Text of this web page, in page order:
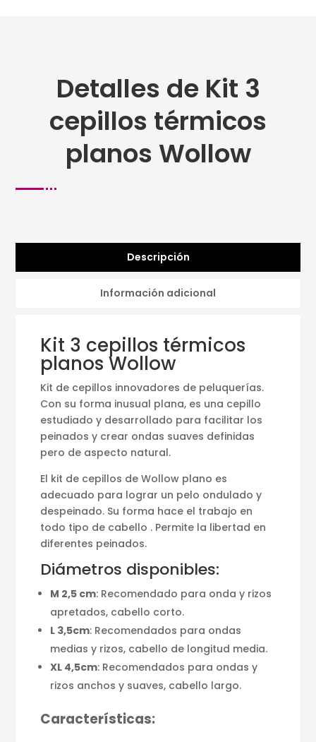
Detalles de Kit 3
cepillos térmicos
planos Wollow
Descripción
Información adicional
Kit 3 cepillos térmicos
planos Wollow
Kit de cepillos innovadores de peluquerías.
Con su forma inusual plana, es una cepillo
estudiado y desarrollado para facilitar los
peinados y crear ondas suaves definidas
pero de aspecto natural.
El kit de cepillos de Wollow plano es
adecuado para lograr un pelo ondulado y
despeinado. Su forma hace el trabajo en
todo tipo de cabello . Permite la libertad en
diferentes peinados.
Diámetros disponibles:
M 2,5 cm: Recomendado para onda y rizos
apretados, cabello corto.
L 3,5cm: Recomendados para ondas
medias y rizos, cabello de longitud media.
XL 4,5cm: Recomendados para ondas y
rizos anchos y suaves, cabello largo.
Características: